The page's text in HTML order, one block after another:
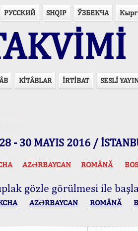
РУССКИЙ SHQIP ЎЗБЕКЧА
KİTÂBLAR İRTİBAT SESLİ
- 30 MAYIS 2016 /
AZӘRBAYCAN ROMÂNĂ
gözle görülmesi ile
AZӘRBAYCAN ROMÂNĂ